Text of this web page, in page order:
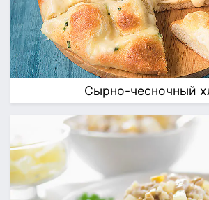
Сырно-чесночный